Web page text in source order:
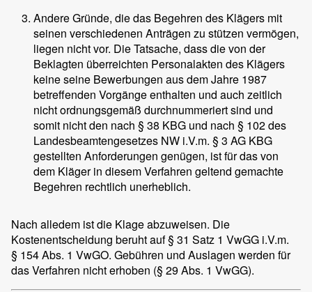
Andere Gründe, die das Begehren des Klägers mit
seinen verschiedenen Anträgen zu stützen vermögen,
liegen nicht vor. Die Tatsache, dass die von der
Beklagten überreichten Personalakten des Klägers
keine seine Bewerbungen aus dem Jahre 1987
betreffenden Vorgänge enthalten und auch zeitlich
nicht ordnungsgemäß durchnummeriert sind und
somit nicht den nach § 38 KBG und nach § 102 des
Landesbeamtengesetzes NW i.V.m. § 3 AG KBG
gestellten Anforderungen genügen, ist für das von
dem Kläger in diesem Verfahren geltend gemachte
Begehren rechtlich unerheblich.
Nach alledem ist die Klage abzuweisen. Die
Kostenentscheidung beruht auf § 31 Satz 1 VwGG i.V.m.
§ 154 Abs. 1 VwGO. Gebühren und Auslagen werden für
das Verfahren nicht erhoben (§ 29 Abs. 1 VwGG).